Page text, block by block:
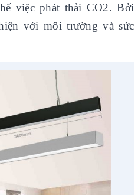
việc phát thải CO2. Bởi
với môi trường và sức